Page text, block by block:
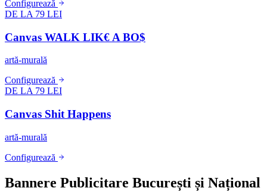
Configurează
DE LA 79 LEI
Canvas WALK LIK€ A BO$
artă-murală
Configurează
DE LA 79 LEI
Canvas Shit Happens
artă-murală
Configurează
Bannere Publicitare București și Național